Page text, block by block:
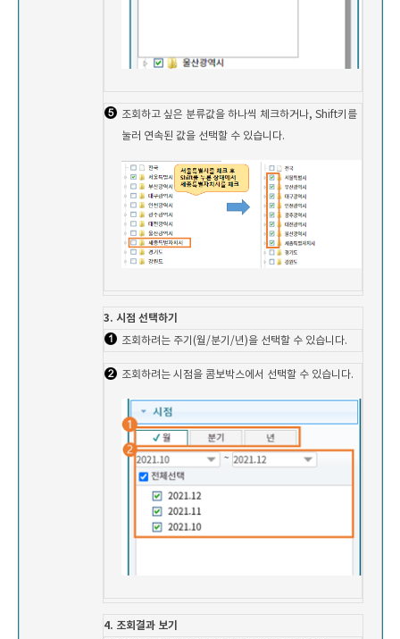
조회하고 싶은 분류값을 하나씩 체크하거나, Shift키를
눌러 연속된 값을 선택할 수 있습니다.
3. 시점 선택하기
조회하려는 주기(월/분기/년)을 선택할 수 있습니다.
조회하려는 시점을 콤보박스에서 선택할 수 있습니다.
4. 조회결과 보기